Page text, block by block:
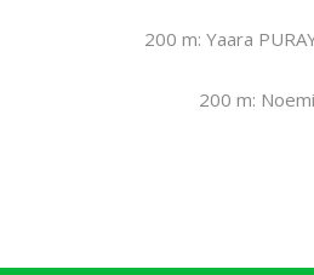
200 m: Yaara
200 m: